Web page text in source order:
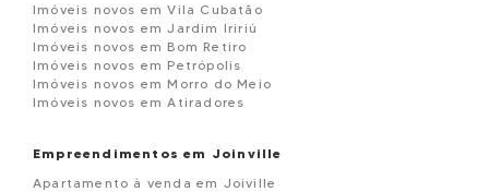
Imóveis novos em Vila Cubatão
Imóveis novos em Jardim Iririú
Imóveis novos em Bom Retiro
Imóveis novos em Petrópolis
Imóveis novos em Morro do Meio
Imóveis novos em Atiradores
Empreendimentos em Joinville
Apartamento à venda em Joiville